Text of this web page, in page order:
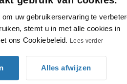
uw gebruikerservaring te
stemt u in met alle cookies in
ons Cookiebeleid. Lees verder
Alles afwijzen